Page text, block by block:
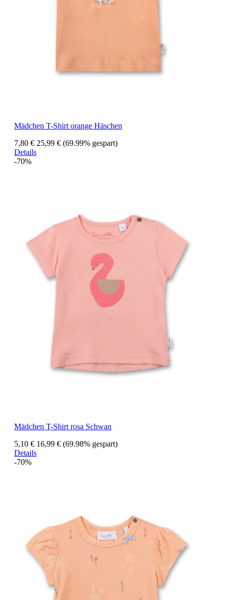
Mädchen T-Shirt orange Häschen
7,80 € 25,99 € (69.99% gespart)
Details
-70%
Mädchen T-Shirt rosa Schwan
5,10 € 16,99 € (69.98% gespart)
Details
-70%